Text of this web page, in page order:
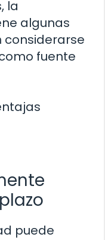
la
algunas
fuente
puede